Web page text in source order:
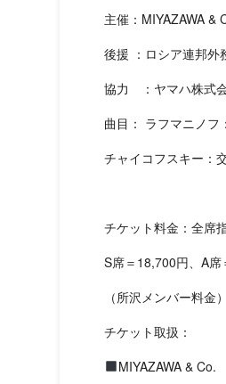
主催：MIYAZAWA
後援 ：ロシア連邦外
協力 ：ヤマハ株式
曲目： ラフマニノフ
チャイコフスキー：
チケット料金：全席
S席＝18,700円、A
（所沢メンバー料
チケット取扱：
MIYAZAWA &